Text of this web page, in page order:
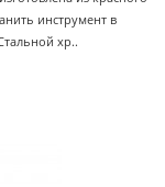
инструмент в
хр..